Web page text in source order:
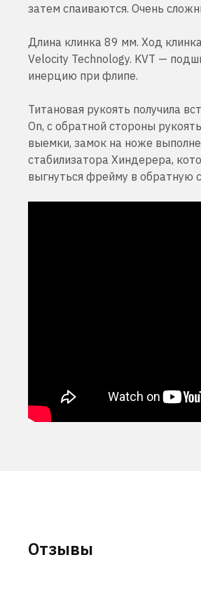
затем спаиваются. Очень
Длина клинка 89 мм. Ход
Velocity Technology. KVT —
инерцию при флипе.
Титановая рукоять получила
On, с обратной стороны
выемки, замок на ноже
стабилизатора Хиндерера,
выгнуться фрейму в обратную
Отзывы